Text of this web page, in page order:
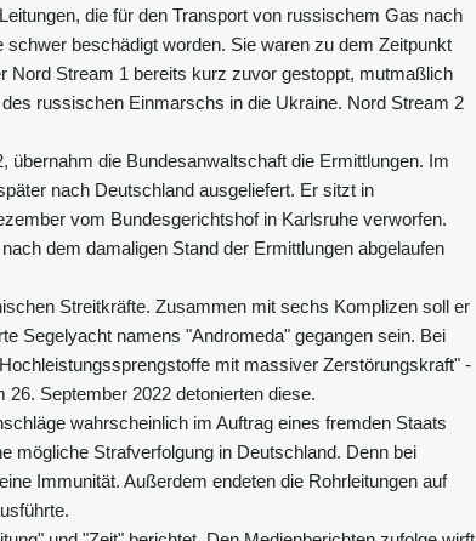
die für den Transport von russischem Gas nach
beschädigt worden. Sie waren zu dem Zeitpunkt
Nord Stream 1 bereits kurz zuvor gestoppt, mutmaßlich
russischen Einmarschs in die Ukraine. Nord Stream 2
die Bundesanwaltschaft die Ermittlungen. Im
nach Deutschland ausgeliefert. Er sitzt in
vom Bundesgerichtshof in Karlsruhe verworfen.
dem damaligen Stand der Ermittlungen abgelaufen
Streitkräfte. Zusammen mit sechs Komplizen soll er
Segelyacht namens "Andromeda" gegangen sein. Bei
mit massiver Zerstörungskraft" -
September 2022 detonierten diese.
wahrscheinlich im Auftrag eines fremden Staats
mögliche Strafverfolgung in Deutschland. Denn bei
Immunität. Außerdem endeten die Rohrleitungen auf